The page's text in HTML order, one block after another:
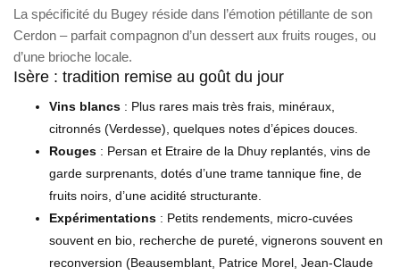
La spécificité du Bugey réside dans l’émotion pétillante de son
Cerdon – parfait compagnon d’un dessert aux fruits rouges, ou
d’une brioche locale.
Isère : tradition remise au goût du jour
Vins blancs : Plus rares mais très frais, minéraux,
citronnés (Verdesse), quelques notes d’épices douces.
Rouges : Persan et Etraire de la Dhuy replantés, vins de
garde surprenants, dotés d’une trame tannique fine, de
fruits noirs, d’une acidité structurante.
Expérimentations : Petits rendements, micro-cuvées
souvent en bio, recherche de pureté, vignerons souvent en
reconversion (Beausemblant, Patrice Morel, Jean-Claude